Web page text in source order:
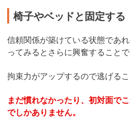
椅子やベッドと固定する
信頼関係が築けている状態であ
ってみるとさらに興奮することで
拘束力がアップするので逃げるこ
まだ慣れなかったり、初対面で
でしかありません。